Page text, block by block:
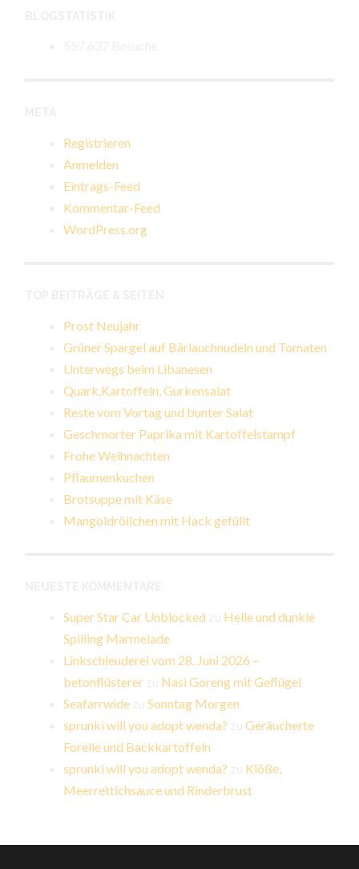
Registrieren
Anmelden
Eintrags-Feed
Kommentar-Feed
WordPress.org
Prost Neujahr
Grüner Spargel auf Bärlauchnudeln und Tomaten
Unterwegs beim Libanesen
Quark,Kartoffeln, Gurkensalat
Reste vom Vortag und bunter Salat
Geschmorter Paprika mit Kartoffelstampf
Frohe Weihnachten
Pflaumenkuchen
Brotsuppe mit Käse
Mangoldröllchen mit Hack gefüllt
Super Star Car Unblocked
Helle und dunkle
Spilling Marmelade
Linkschleuderei vom 28. Juni 2026 –
betonflüsterer
Nasi Goreng mit Geflügel
Seafarrwide zuSonntag Morgen
sprunki will you adopt wenda? zuGeräucherte
Forelle und Backkartoffeln
sprunki will you adopt wenda?
Klöße,
Meerrettichsauce und Rinderbrust